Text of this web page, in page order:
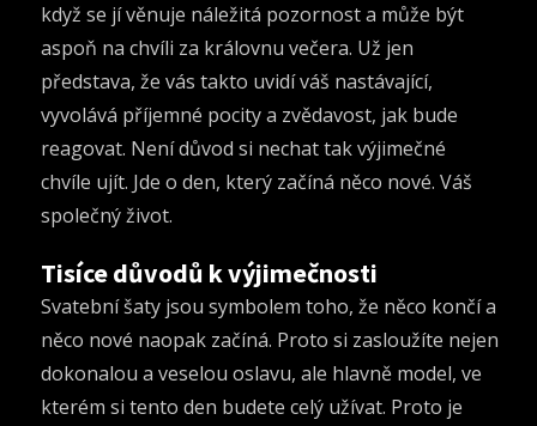
když se jí věnuje náležitá pozornost a může být
aspoň na chvíli za královnu večera. Už jen
představa, že vás takto uvidí váš nastávající,
vyvolává příjemné pocity a zvědavost, jak bude
reagovat. Není důvod si nechat tak výjimečné
chvíle ujít. Jde o den, který začíná něco nové. Váš
společný život.
Tisíce důvodů k výjimečnosti
Svatební šaty jsou symbolem toho, že něco končí a
něco nové naopak začíná. Proto si zasloužíte nejen
dokonalou a veselou oslavu, ale hlavně model, ve
kterém si tento den budete celý užívat. Proto je